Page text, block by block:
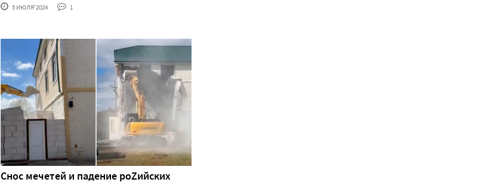
5 ИЮЛЯ'2024 1
Снос мечетей и падение роZийских